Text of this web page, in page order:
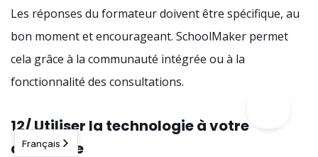
Les réponses du formateur doivent être spécifique, au
bon moment et encourageant. SchoolMaker permet
cela grâce à la communauté intégrée ou à la
fonctionnalité des consultations.
12/ Utiliser la technologie à votre
avantage
Français